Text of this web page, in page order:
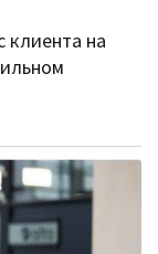
клиента на